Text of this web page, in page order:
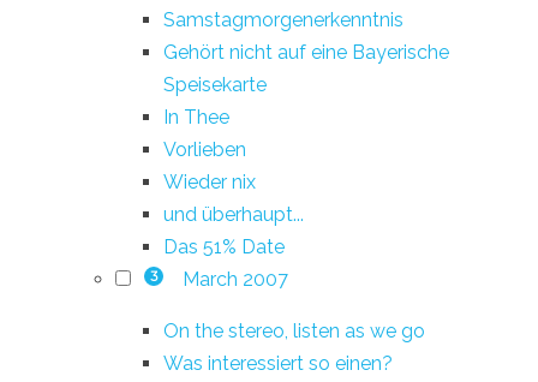
Samstagmorgenerkenntnis
Gehört nicht auf eine Bayerische
Speisekarte
In Thee
Vorlieben
Wieder nix
und überhaupt...
Das 51% Date
3 March 2007
On the stereo, listen as we go
Was interessiert so einen?